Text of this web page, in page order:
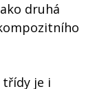
druhá
třídy je i